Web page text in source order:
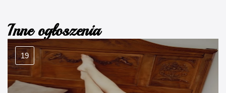
Inne ogłoszenia
19